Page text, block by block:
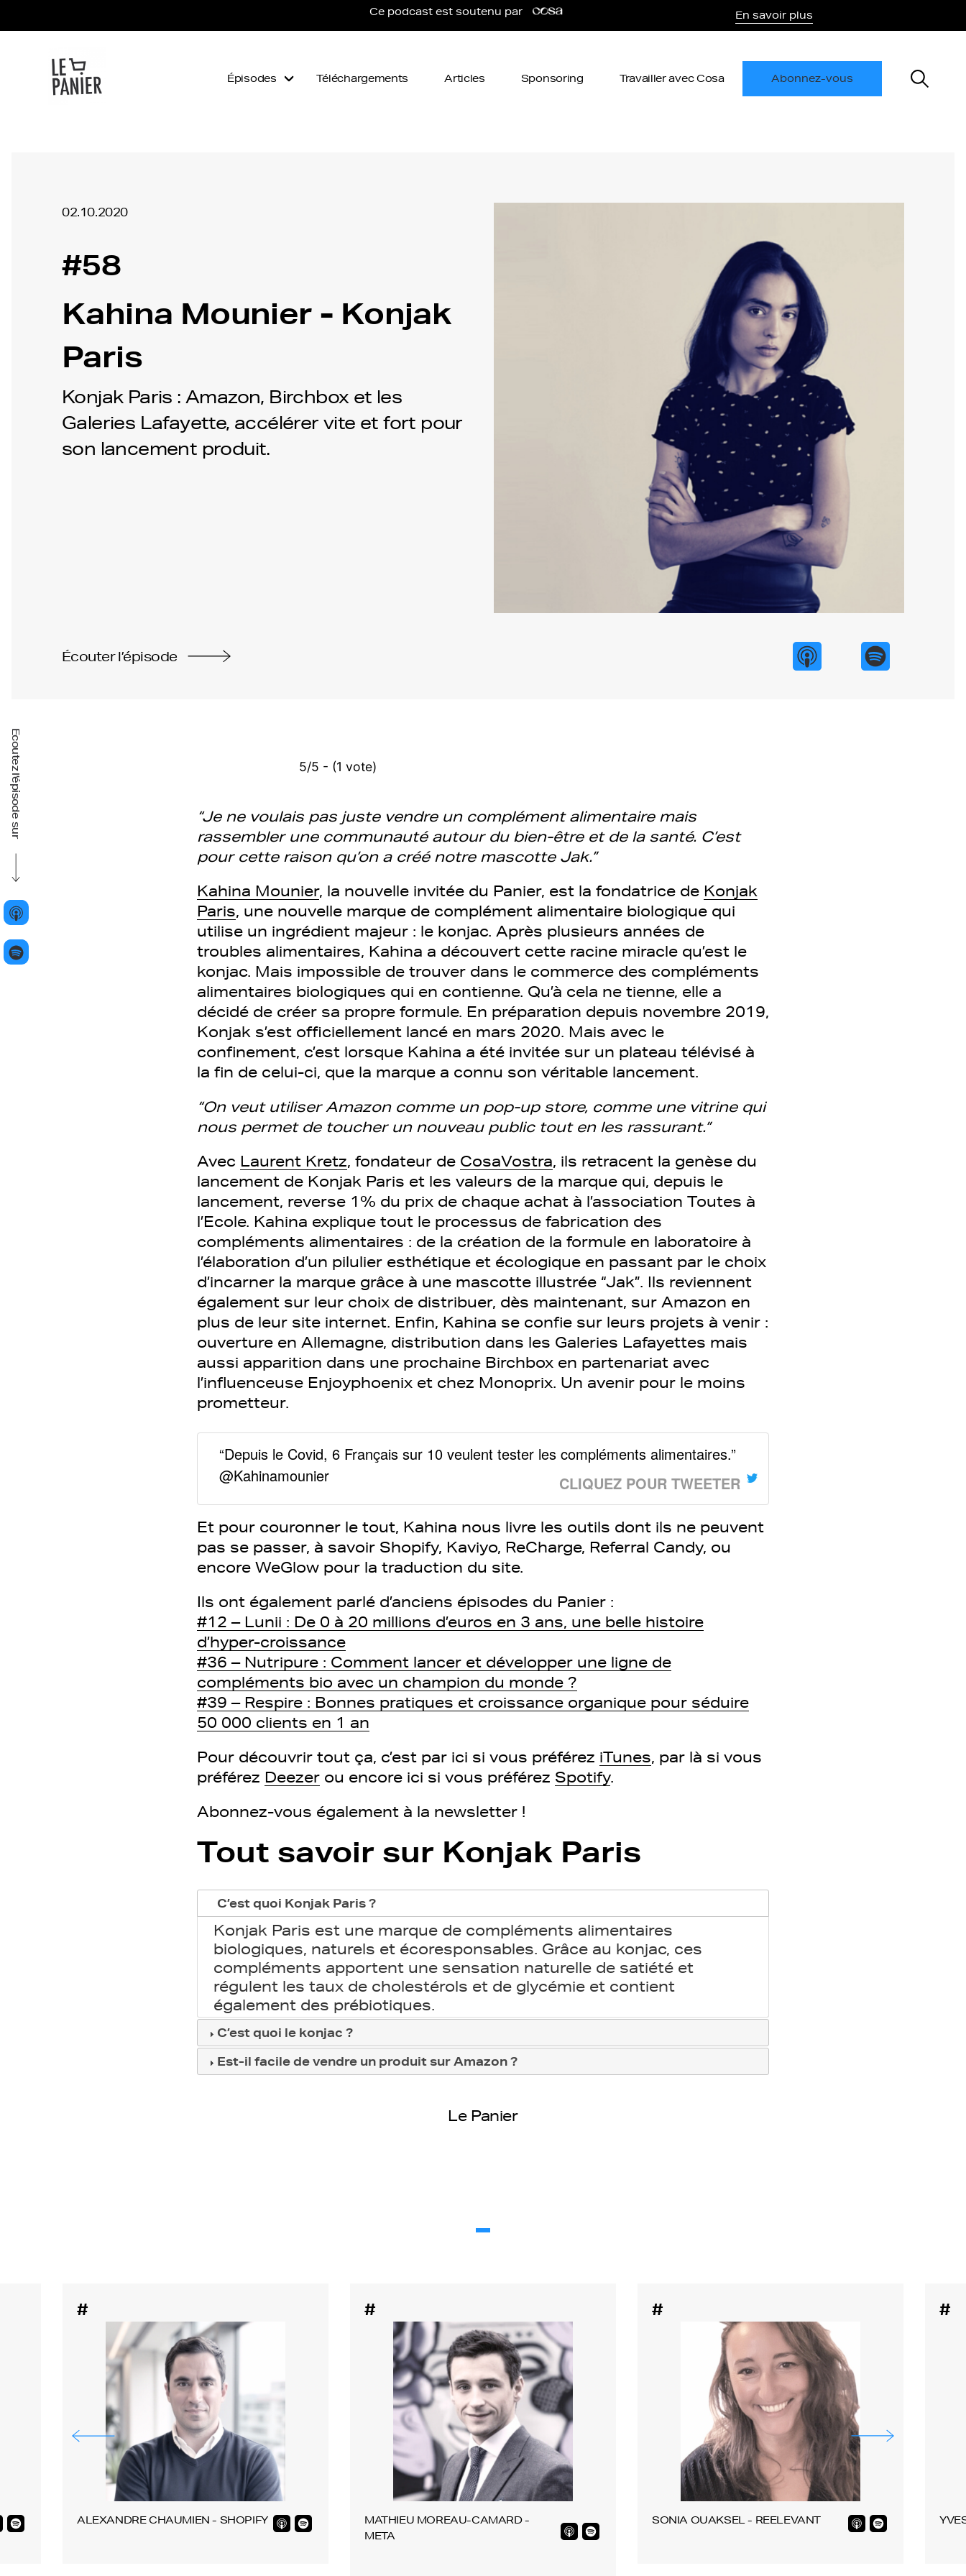
Ce podcast est soutenu par En savoir plus
Épisodes Téléchargements Articles Sponsoring Travailler avec Cosa Abonnez-vous
02.10.2020
#58
Kahina Mounier - Konjak
Paris
Konjak Paris : Amazon, Birchbox et les
Galeries Lafayette, accélérer vite et fort pour
son lancement produit.
Écouter l’épisode
Ecoutez l'épisode sur 5/5 - (1 vote)
“Je ne voulais pas juste vendre un complément alimentaire mais
rassembler une communauté autour du bien-être et de la santé. C’est
pour cette raison qu’on a créé notre mascotte Jak.”
Kahina Mounier, la nouvelle invitée du Panier, est la fondatrice de Konjak
Paris, une nouvelle marque de complément alimentaire biologique qui
utilise un ingrédient majeur : le konjac. Après plusieurs années de
troubles alimentaires, Kahina a découvert cette racine miracle qu’est le
konjac. Mais impossible de trouver dans le commerce des compléments
alimentaires biologiques qui en contienne. Qu’à cela ne tienne, elle a
décidé de créer sa propre formule. En préparation depuis novembre 2019,
Konjak s’est officiellement lancé en mars 2020. Mais avec le
confinement, c’est lorsque Kahina a été invitée sur un plateau télévisé à
la fin de celui-ci, que la marque a connu son véritable lancement.
“On veut utiliser Amazon comme un pop-up store, comme une vitrine qui
nous permet de toucher un nouveau public tout en les rassurant.”
Avec Laurent Kretz, fondateur de CosaVostra, ils retracent la genèse du
lancement de Konjak Paris et les valeurs de la marque qui, depuis le
lancement, reverse 1% du prix de chaque achat à l’association Toutes à
l’Ecole. Kahina explique tout le processus de fabrication des
compléments alimentaires : de la création de la formule en laboratoire à
l’élaboration d’un pilulier esthétique et écologique en passant par le choix
d’incarner la marque grâce à une mascotte illustrée “Jak”. Ils reviennent
également sur leur choix de distribuer, dès maintenant, sur Amazon en
plus de leur site internet. Enfin, Kahina se confie sur leurs projets à venir :
ouverture en Allemagne, distribution dans les Galeries Lafayettes mais
aussi apparition dans une prochaine Birchbox en partenariat avec
l’influenceuse Enjoyphoenix et chez Monoprix. Un avenir pour le moins
prometteur.
“Depuis le Covid, 6 Français sur 10 veulent tester les compléments alimentaires.”
@Kahinamounier
CLIQUEZ POUR TWEETER
Et pour couronner le tout, Kahina nous livre les outils dont ils ne peuvent
pas se passer, à savoir Shopify, Kaviyo, ReCharge, Referral Candy, ou
encore WeGlow pour la traduction du site.
Ils ont également parlé d’anciens épisodes du Panier :
#12 – Lunii : De 0 à 20 millions d’euros en 3 ans, une belle histoire
d’hyper-croissance
#36 – Nutripure : Comment lancer et développer une ligne de
compléments bio avec un champion du monde ?
#39 – Respire : Bonnes pratiques et croissance organique pour séduire
50 000 clients en 1 an
Pour découvrir tout ça, c’est par ici si vous préférez iTunes, par là si vous
préférez Deezer ou encore ici si vous préférez Spotify.
Abonnez-vous également à la newsletter !
Tout savoir sur Konjak Paris
C’est quoi Konjak Paris ?
Konjak Paris est une marque de compléments alimentaires
biologiques, naturels et écoresponsables. Grâce au konjac, ces
compléments apportent une sensation naturelle de satiété et
régulent les taux de cholestérols et de glycémie et contient
également des prébiotiques.
C’est quoi le konjac ?
Est-il facile de vendre un produit sur Amazon ?
Le Panier
#
ALEXANDRE CHAUMIEN - SHOPIFY
#
MATHIEU MOREAU-CAMARD -
META
#
SONIA OUAKSEL - REELEVANT
#